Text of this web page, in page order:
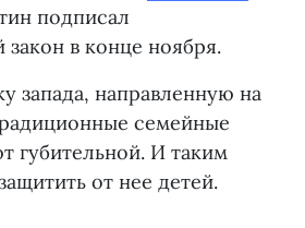
подписал
в конце ноября.
запада, направленную на
семейные
губительной. И таким
от нее детей.